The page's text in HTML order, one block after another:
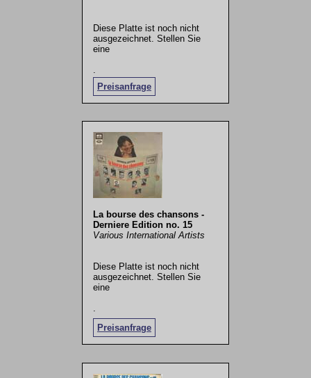
Diese Platte ist noch nicht
ausgezeichnet. Stellen Sie
eine
Preisanfrage
.
La bourse des chansons -
Derniere Edition no. 15
Various International Artists
Diese Platte ist noch nicht
ausgezeichnet. Stellen Sie
eine
Preisanfrage